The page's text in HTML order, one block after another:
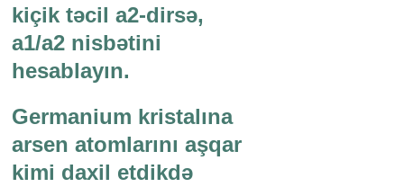
kiçik təcil a2-dirsə,
a1/a2 nisbətini
hesablayın.
Germanium kristalına
arsen atomlarını aşqar
kimi daxil etdikdə